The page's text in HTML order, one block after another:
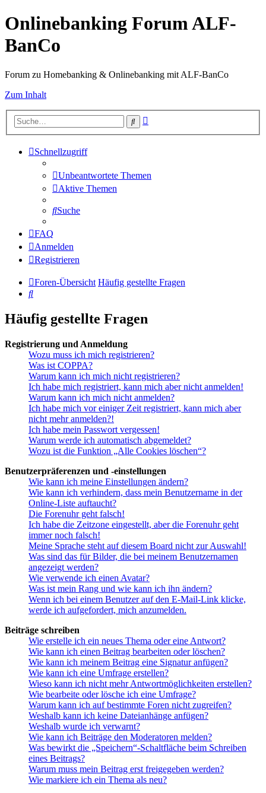
Onlinebanking Forum ALF-
BanCo
Forum zu Homebanking & Onlinebanking mit ALF-BanCo
Zum Inhalt
Suche
Schnellzugriff
Unbeantwortete Themen
Aktive Themen
Suche
FAQ
Anmelden
Registrieren
Foren-Übersicht Häufig gestellte Fragen
Suche
Häufig gestellte Fragen
Registrierung und Anmeldung
Wozu muss ich mich registrieren?
Was ist COPPA?
Warum kann ich mich nicht registrieren?
Ich habe mich registriert, kann mich aber nicht anmelden!
Warum kann ich mich nicht anmelden?
Ich habe mich vor einiger Zeit registriert, kann mich aber
nicht mehr anmelden?!
Ich habe mein Passwort vergessen!
Warum werde ich automatisch abgemeldet?
Wozu ist die Funktion „Alle Cookies löschen“?
Benutzerpräferenzen und -einstellungen
Wie kann ich meine Einstellungen ändern?
Wie kann ich verhindern, dass mein Benutzername in der
Online-Liste auftaucht?
Die Forenuhr geht falsch!
Ich habe die Zeitzone eingestellt, aber die Forenuhr geht
immer noch falsch!
Meine Sprache steht auf diesem Board nicht zur Auswahl!
Was sind das für Bilder, die bei meinem Benutzernamen
angezeigt werden?
Wie verwende ich einen Avatar?
Was ist mein Rang und wie kann ich ihn ändern?
Wenn ich bei einem Benutzer auf den E-Mail-Link klicke,
werde ich aufgefordert, mich anzumelden.
Beiträge schreiben
Wie erstelle ich ein neues Thema oder eine Antwort?
Wie kann ich einen Beitrag bearbeiten oder löschen?
Wie kann ich meinem Beitrag eine Signatur anfügen?
Wie kann ich eine Umfrage erstellen?
Wieso kann ich nicht mehr Antwortmöglichkeiten erstellen?
Wie bearbeite oder lösche ich eine Umfrage?
Warum kann ich auf bestimmte Foren nicht zugreifen?
Weshalb kann ich keine Dateianhänge anfügen?
Weshalb wurde ich verwarnt?
Wie kann ich Beiträge den Moderatoren melden?
Was bewirkt die „Speichern“-Schaltfläche beim Schreiben
eines Beitrags?
Warum muss mein Beitrag erst freigegeben werden?
Wie markiere ich ein Thema als neu?